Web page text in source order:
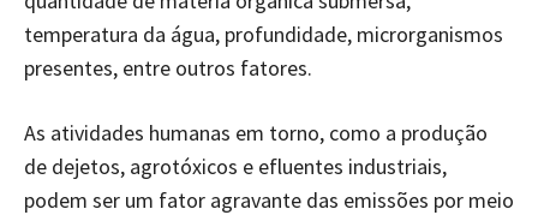
temperatura da água, profundidade, microrganismos
presentes, entre outros fatores.
As atividades humanas em torno, como a produção
de dejetos, agrotóxicos e efluentes industriais,
podem ser um fator agravante das emissões por meio